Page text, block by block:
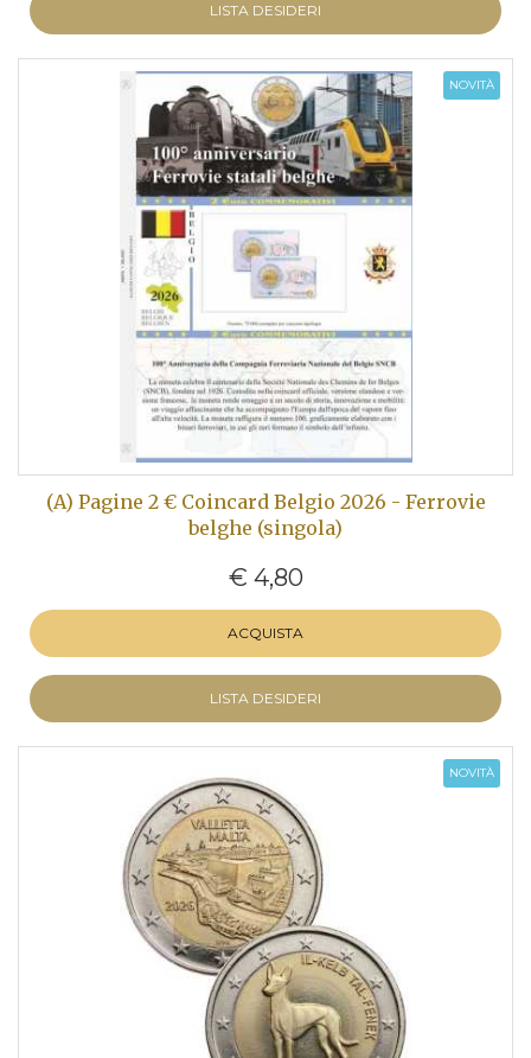
LISTA DESIDERI
NOVITÀ
(A) Pagine 2 € Coincard Belgio 2026 - Ferrovie
belghe (singola)
€ 4,80
ACQUISTA
LISTA DESIDERI
NOVITÀ